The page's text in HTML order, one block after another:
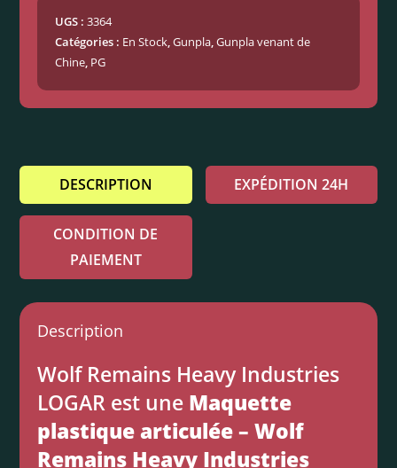
UGS :3364
Catégories : En Stock,Gunpla,Gunpla venant de
Chine, PG
DESCRIPTION EXPÉDITION 24H
CONDITION DE
PAIEMENT
Description
Wolf Remains Heavy Industries
LOGAR est une Maquette
plastique articulée – Wolf
Remains Heavy Industries